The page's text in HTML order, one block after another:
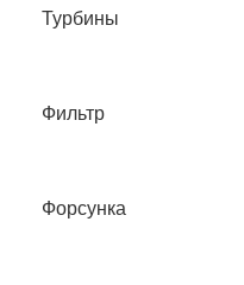
Турбины
Фильтр
Форсунка